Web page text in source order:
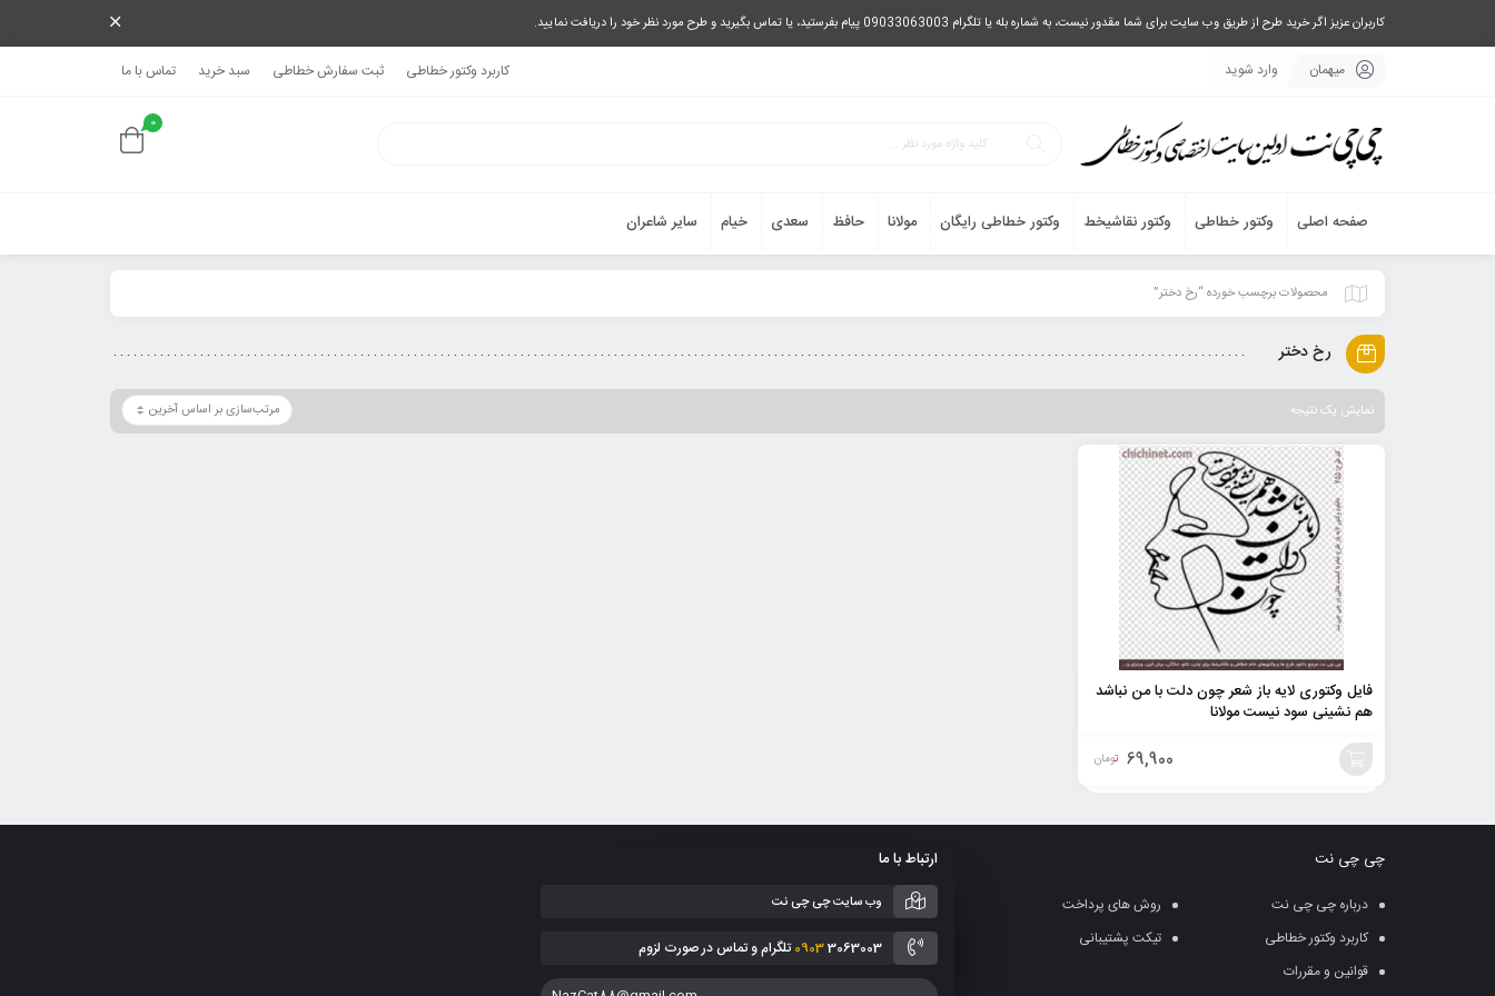
کاربران عزیز اگر خرید طرح از طریق وب سایت برای شما مقدور نیست، به شماره بله یا تلگرام 09033063003 پیام بفرستید، یا تماس بگیرید و طرح مورد نظر خود را دریافت نمایید.
میهمان وارد شوید کاربرد وکتور خطاطی ثبت سفارش خطاطی سبد خرید تماس با ما
0
صفحه اصلی وکتور خطاطی وکتور نقاشیخط وکتور خطاطی رایگان مولانا حافظ سعدی خیام سایر شاعران
محصولات برچسب خورده “رخ دختر”
رخ دختر
نمایش یک نتیجه
فایل وکتوری لایه باز شعر چون دلت با من نباشد
هم نشینی سود نیست مولانا
69,900 تومان
چی چی نت
درباره چی چی نت
روش های پرداخت
کاربرد وکتور خطاطی
تیکت پشتیبانی
قوانین و مقررات
ارتباط با ما
وب سایت چی چی نت
09033063003 تلگرام و تماس در صورت لزوم